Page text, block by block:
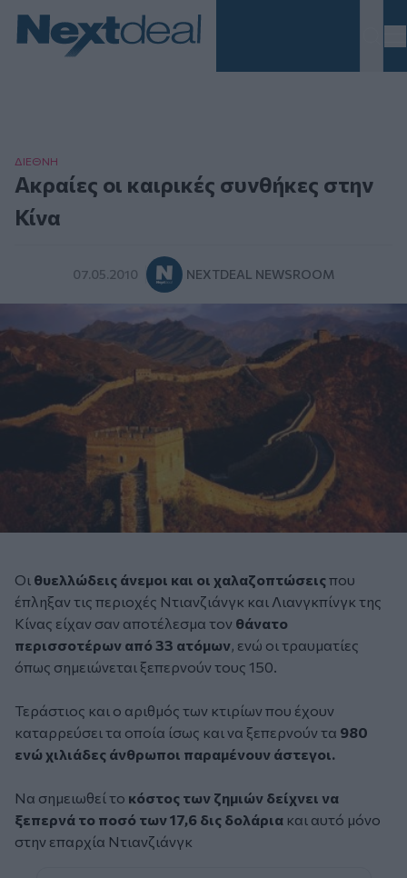
ΔΙΕΘΝΗ
Aκραίες οι καιρικές συνθήκες στην
Κίνα
07.05.2010 NEXTDEAL NEWSROOM
Οι θυελλώδεις άνεμοι και οι χαλαζοπτώσειςπου
έπληξαν τις περιοχές Ντιανζιάνγκ και Λιανγκπίνγκ της
Κίνας είχαν σαν αποτέλεσμα τον θάνατο
περισσοτέρων από 33 ατόμων, ενώ οι τραυματίες
όπως σημειώνεται ξεπερνούν τους 150.
Τεράστιος και ο αριθμός των κτιρίων που έχουν
καταρρεύσει τα οποία ίσως και να ξεπερνούν τα 980
ενώ χιλιάδες άνθρωποι παραμένουν άστεγοι.
Να σημειωθεί το κόστος των ζημιών δείχνει να
ξεπερνά το ποσό των 17,6 δις δολάρια και αυτό μόνο
στην επαρχία Ντιανζιάνγκ